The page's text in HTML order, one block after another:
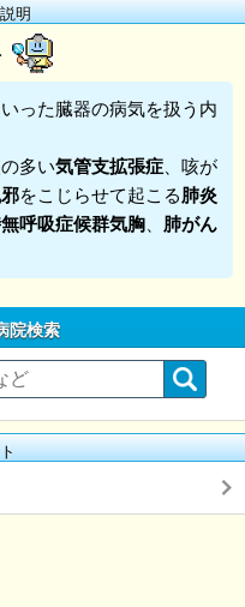
明
った臓器の病気を扱う内
多い気管支拡張症 、咳が
をこじらせて起こる肺炎
呼吸症候群気胸 肺がん
院検索